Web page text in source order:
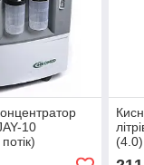
10
(4.0)